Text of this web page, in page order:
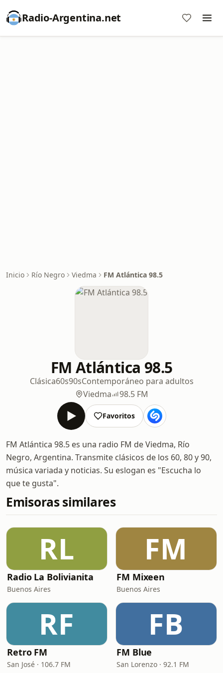
Radio-Argentina.net
Inicio Río Negro Viedma FM Atlántica 98.5
FM Atlántica 98.5
Clásica60s90sContemporáneo para adultos
Viedma
98.5 FM
Favoritos
FM Atlántica 98.5 es una radio FM de Viedma, Río
Negro, Argentina. Transmite clásicos de los 60, 80 y 90,
música variada y noticias. Su eslogan es "Escucha lo
que te gusta".
Emisoras similares
RL
Radio La Bolivianita
Buenos Aires
FM
FM Mixeen
Buenos Aires
RF
Retro FM
San José · 106.7 FM
FB
FM Blue
San Lorenzo · 92.1 FM